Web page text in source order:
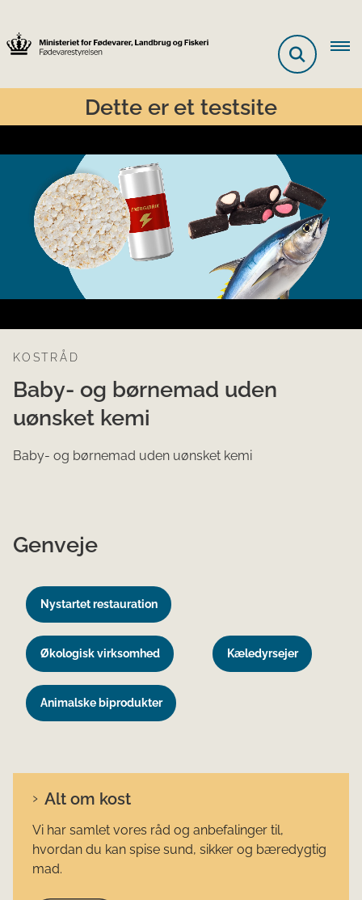
Dette er et testsite
100.00%
KOSTRÅD
Baby- og børnemad uden
uønsket kemi
Baby- og børnemad uden uønsket kemi
Genveje
Nystartet restauration
Økologisk virksomhed Kæledyrsejer
Animalske biprodukter
Alt om kost
Vi har samlet vores råd og anbefalinger til,
hvordan du kan spise sund, sikker og bæredygtig
mad.